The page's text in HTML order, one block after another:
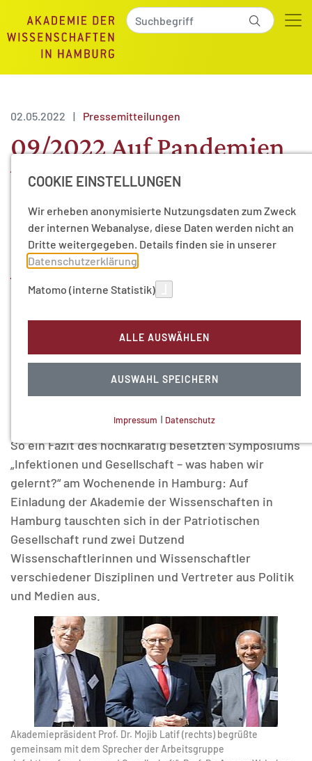
02.05.2022 | Pressemitteilungen
09/2022 Auf Pandemien
besser vorbereitet sein
durch effektivere
Infrastrukturen und
vertrauensbildende
Kommunikation
Nach der Pandemie ist vor der Pandemie. Um die
Impfstoffproduktion wie -verteilung zu entwickeln.
So ein Fazit des hochkarätig besetzten Symposiums
„Infektionen und Gesellschaft – was haben wir
gelernt?“ am Wochenende in Hamburg: Auf
Einladung der Akademie der Wissenschaften in
Hamburg tauschten sich in der Patriotischen
Gesellschaft rund zwei Dutzend
Wissenschaftlerinnen und Wissenschaftler
verschiedener Disziplinen und Vertreter aus Politik
und Medien aus.
Akademiepräsident Prof. Dr. Mojib Latif (rechts) begrüßte
gemeinsam mit dem Sprecher der Arbeitsgruppe
COOKIE EINSTELLUNGEN
Wir erheben anonymisierte Nutzungsdaten zum Zweck
der internen Webanalyse, diese Daten werden nicht an
Dritte weitergegeben. Details finden sie in unserer
Datenschutzerklärung
Matomo (interne Statistik)
ALLE AUSWÄHLEN
AUSWAHL SPEICHERN
Technisch notwendig.
MATOMO (INTERNE STATISTIK)
Statistik Cookies erfassen Informationen anonym.
Diese Informationen helfen uns zu verstehen, wie
unsere Besucher unsere Website nutzen.
Matomo
Impressum | Datenschutz